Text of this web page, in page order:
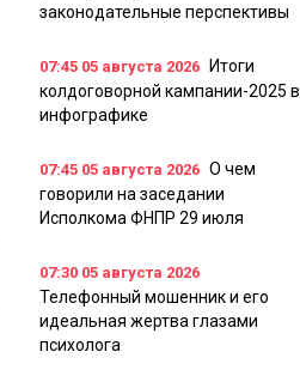
законодательные перспективы
07:45 05 августа 2026
Итоги
колдоговорной кампании-2025 в
инфографике
07:45 05 августа 2026 О чем
говорили на заседании
Исполкома ФНПР 29 июля
07:30 05 августа 2026
Телефонный мошенник и его
идеальная жертва глазами
психолога